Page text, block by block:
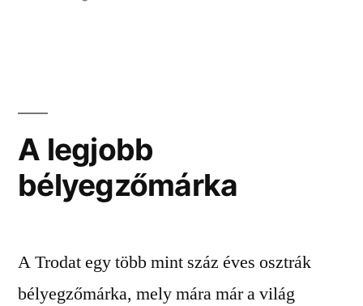
A legjobb
bélyegzőmárka
A Trodat egy több mint száz éves osztrák
bélyegzőmárka, mely mára már a világ